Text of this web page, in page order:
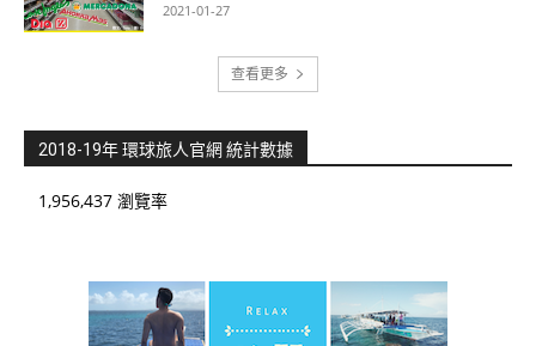
2021-01-27
查看更多
2018-19年 環球旅人官網 統計數據
1,956,437 瀏覽率